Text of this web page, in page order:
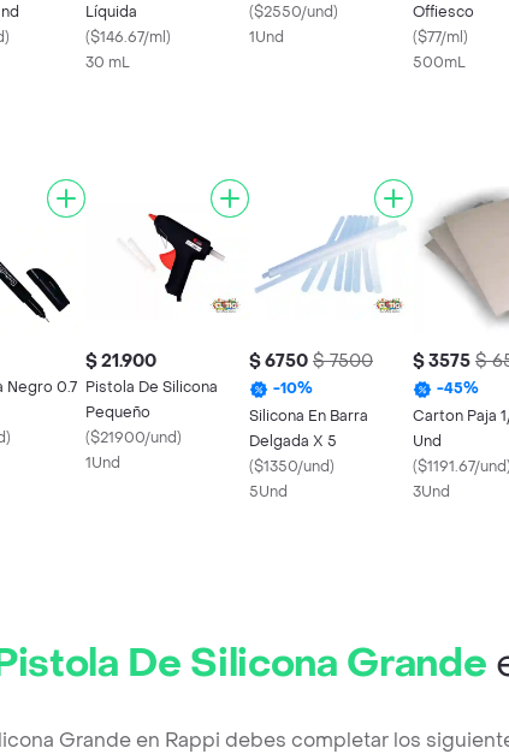
)
Líquida
($146.67/ml)
30 mL
($2550/und)
1Und
Offiesco
($77/ml)
500mL
Negro 0.7
)
$ 21.900
Pistola De Silicona
Pequeño
($21900/und)
1Und
$ 6750 $ 7500
-10%
Silicona En Barra
Delgada X 5
($1350/und)
5Und
$ 3575 $
-45%
Carton Paja
Und
($1191.67/und)
3Und
De Silicona Grande
Grande en Rappi debes completar los